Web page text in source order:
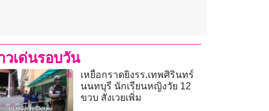
วเด่นรอบวัน
เหยื่อกราดยิงรร.เทพศิรินทร์
นนทบุรี นักเรียนหญิงวัย 12
ขวบ สังเวยเพิ่ม